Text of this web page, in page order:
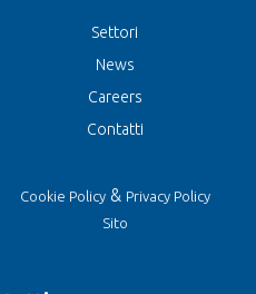
Settori
News
Careers
Contatti
Cookie Policy& Privacy Policy
Sito